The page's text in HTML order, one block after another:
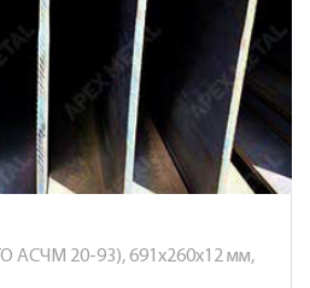
АСЧМ 20-93), 691х260х12 мм,